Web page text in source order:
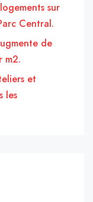
sur
Central.
de
m2.
et
les